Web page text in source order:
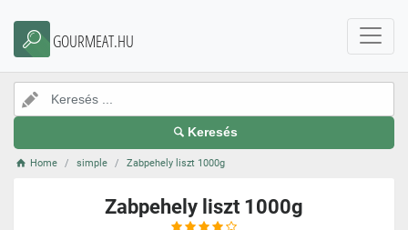
GOURMEAT.HU
Keresés
Home simple Zabpehely liszt 1000g
Zabpehely liszt 1000g